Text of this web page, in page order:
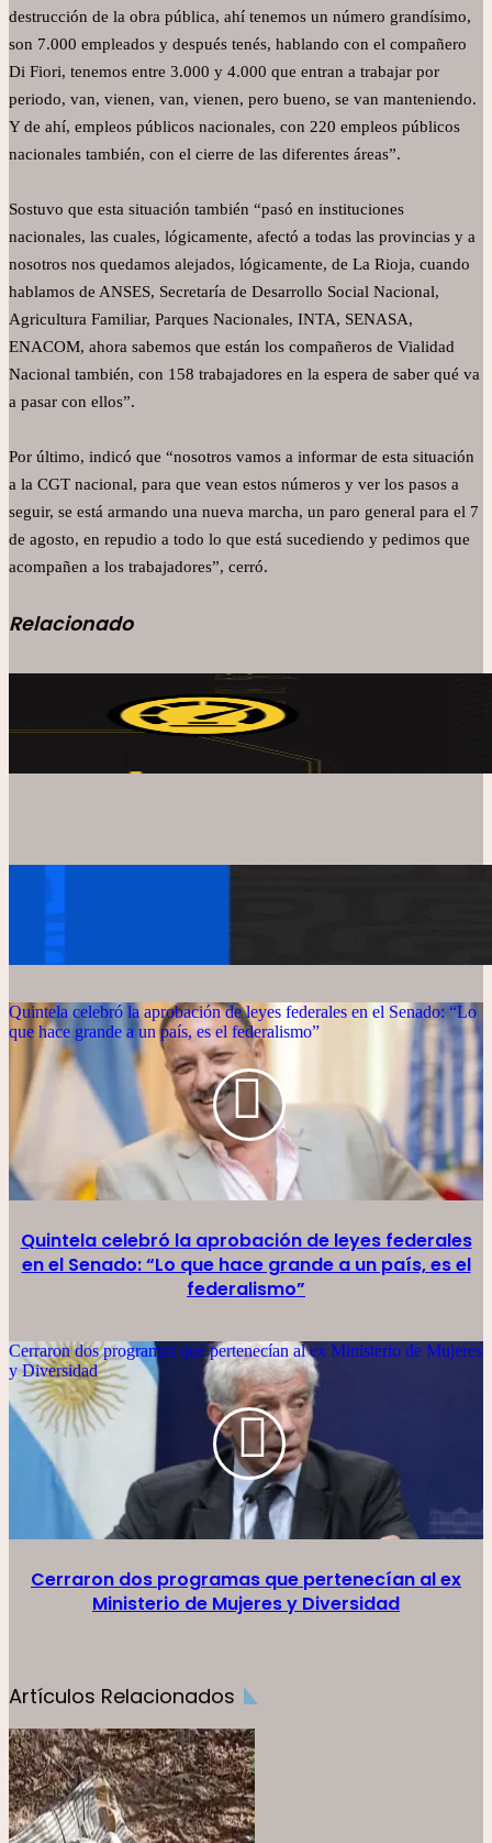
destrucción de la obra pública, ahí tenemos un número grandísimo,
son 7.000 empleados y después tenés, hablando con el compañero
Di Fiori, tenemos entre 3.000 y 4.000 que entran a trabajar por
periodo, van, vienen, van, vienen, pero bueno, se van manteniendo.
Y de ahí, empleos públicos nacionales, con 220 empleos públicos
nacionales también, con el cierre de las diferentes áreas”.
Sostuvo que esta situación también “pasó en instituciones
nacionales, las cuales, lógicamente, afectó a todas las provincias y a
nosotros nos quedamos alejados, lógicamente, de La Rioja, cuando
hablamos de ANSES, Secretaría de Desarrollo Social Nacional,
Agricultura Familiar, Parques Nacionales, INTA, SENASA,
ENACOM, ahora sabemos que están los compañeros de Vialidad
Nacional también, con 158 trabajadores en la espera de saber qué va
a pasar con ellos”.
Por último, indicó que “nosotros vamos a informar de esta situación
a la CGT nacional, para que vean estos números y ver los pasos a
seguir, se está armando una nueva marcha, un paro general para el 7
de agosto, en repudio a todo lo que está sucediendo y pedimos que
acompañen a los trabajadores”, cerró.
Relacionado
Quintela celebró la aprobación de leyes federales en el Senado: “Lo
que hace grande a un país, es el federalismo”
Quintela celebró la aprobación de leyes federales
en el Senado: “Lo que hace grande a un país, es el
federalismo”
Cerraron dos programas que pertenecían al ex Ministerio de Mujeres
y Diversidad
Cerraron dos programas que pertenecían al ex
Ministerio de Mujeres y Diversidad
Artículos Relacionados